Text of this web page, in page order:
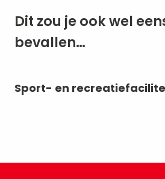
Dit zou je ook wel
bevallen…
Sport- en